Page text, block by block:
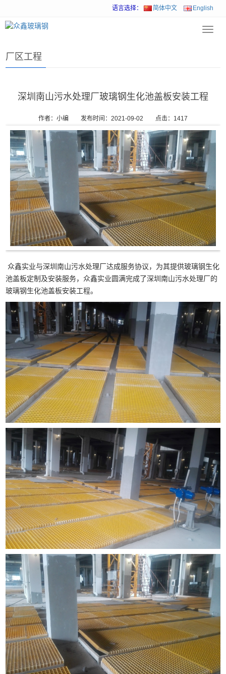
语言选择： 简体中文 English
厂区工程
深圳南山污水处理厂玻璃钢生化池盖板安装工程
作者：小编 发布时间：2021-09-02 点击： 1417
众鑫实业与深圳南山污水处理厂达成服务协议，为其提供玻璃钢生化
池盖板定制及安装服务，众鑫实业圆满完成了深圳南山污水处理厂的
玻璃钢生化池盖板安装工程。